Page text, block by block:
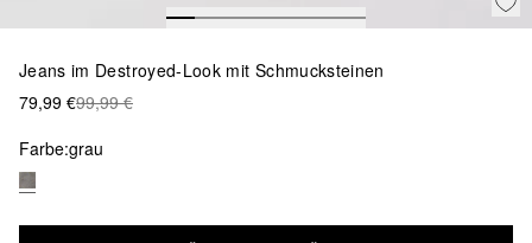
Jeans im Destroyed-Look mit Schmucksteinen
79,99 €99,99 €
Farbe:grau